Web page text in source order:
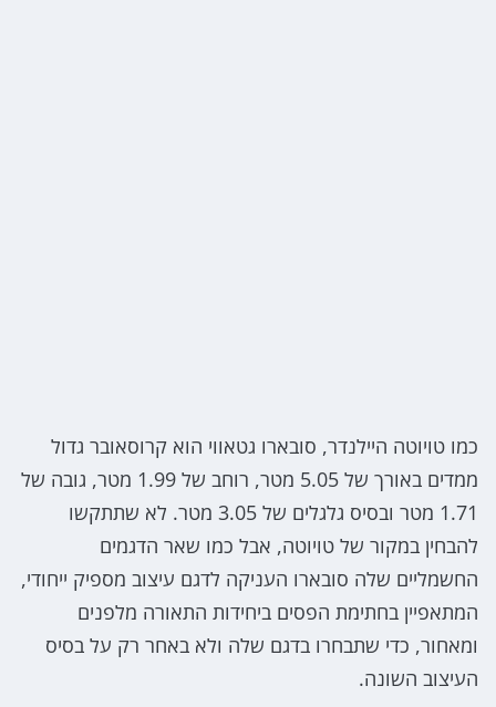
כמו טויוטה היילנדר, סובארו גטאווי הוא קרוסאובר גדול
ממדים באורך של 5.05 מטר, רוחב של 1.99 מטר, גובה של
1.71 מטר ובסיס גלגלים של 3.05 מטר. לא שתתקשו
להבחין במקור של טויוטה, אבל כמו שאר הדגמים
החשמליים שלה סובארו העניקה לדגם עיצוב מספיק ייחודי,
המתאפיין בחתימת הפסים ביחידות התאורה מלפנים
ומאחור, כדי שתבחרו בדגם שלה ולא באחר רק על בסיס
העיצוב השונה.